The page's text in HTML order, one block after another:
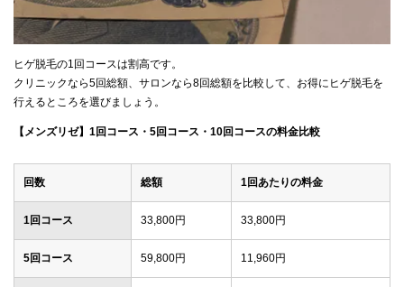
ヒゲ脱毛の1回コースは割高です。
クリニックなら5回総額、サロンなら8回総額を比較して、お得にヒゲ脱毛を
行えるところを選びましょう。
【メンズリゼ】1回コース・5回コース・10回コースの料金比較
回数 総額 1回あたりの料金
1回コース 33,800円 33,800円
5回コース 59,800円 11,960円